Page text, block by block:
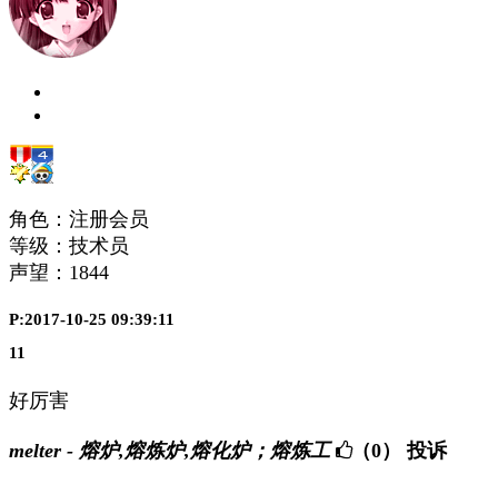
角色：注册会员
等级：技术员
声望： 1844
P:2017-10-25 09:39:11
11
好厉害
melter - 熔炉,熔炼炉,熔化炉；熔炼工 （0） 投诉